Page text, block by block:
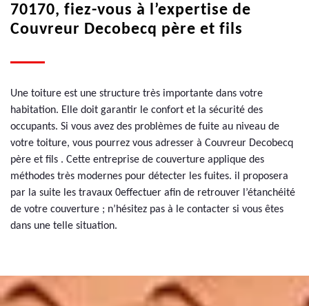
70170, fiez-vous à l’expertise de
Couvreur Decobecq père et fils
Une toiture est une structure très importante dans votre
habitation. Elle doit garantir le confort et la sécurité des
occupants. Si vous avez des problèmes de fuite au niveau de
votre toiture, vous pourrez vous adresser à Couvreur Decobecq
père et fils . Cette entreprise de couverture applique des
méthodes très modernes pour détecter les fuites. il proposera
par la suite les travaux 0effectuer afin de retrouver l’étanchéité
de votre couverture ; n’hésitez pas à le contacter si vous êtes
dans une telle situation.